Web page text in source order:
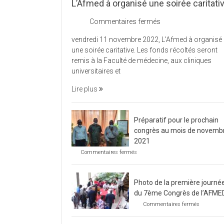
L’Afmed à organisé une soirée
Commentaires fermés
à
organisé
une
vendredi 11 novembre 2022, L’Afmed à organisé
une soirée caritative. Les fonds récoltés seront
remis à la Faculté de médecine, aux cliniques
universitaires et
Lire plus
Préparatif pour le prochain
congrès au mois de
2021
Commentaires fermés
prochain
congrès
mois
de
Photo de la première
du 7ème Congrès de
Commentaires fermés